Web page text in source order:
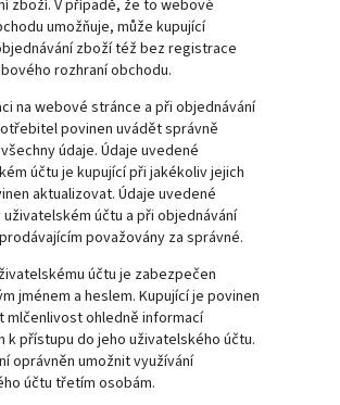
zboží. V případě, že to webové
umožňuje, může kupující
zboží též bez registrace
rozhraní obchodu.
na webové stránce a při objednávání
povinen uvádět správně
údaje. Údaje uvedené
účtu je kupující při jakékoliv jejich
aktualizovat. Údaje uvedené
uživatelském účtu a při objednávání
považovány za správné.
účtu je zabezpečen
jménem a heslem. Kupující je povinen
mlčenlivost ohledně informací
k přístupu do jeho uživatelského účtu.
oprávněn umožnit využívání
účtu třetím osobám.